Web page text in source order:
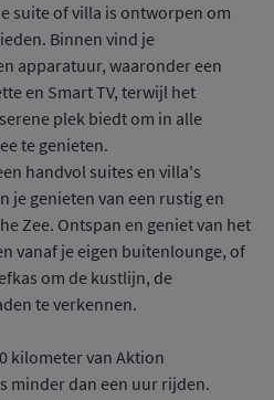
suite of villa is ontworpen om
Binnen vind je
apparatuur, waaronder een
en Smart TV, terwijl het
plek biedt om in alle
te genieten.
handvol suites en villa's
je genieten van een rustig en
Zee. Ontspan en geniet van het
vanaf je eigen buitenlounge, of
om de kustlijn, de
te verkennen.
kilometer van Aktion
minder dan een uur rijden.